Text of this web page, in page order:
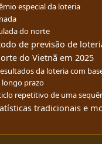
especial da loteria
do norte
de previsão de
do Vietnã em 2025
da loteria com
longo prazo
repetitivo de uma
tradicionais e